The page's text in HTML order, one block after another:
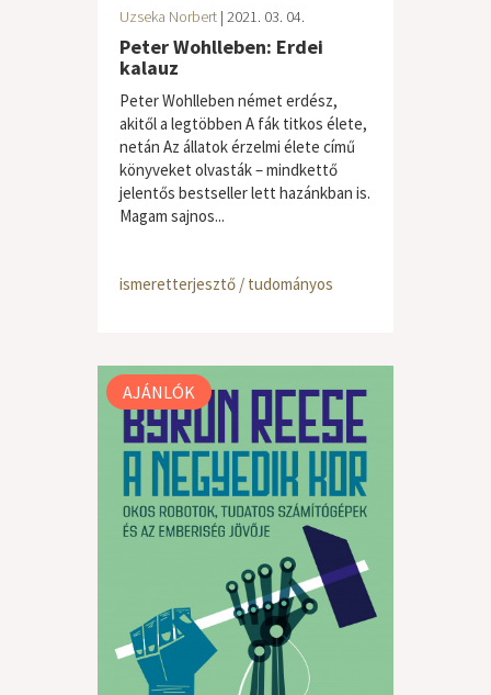
Uzseka Norbert | 2021. 03. 04.
Peter Wohlleben: Erdei
kalauz
Peter Wohlleben német erdész,
akitől a legtöbben A fák titkos élete,
netán Az állatok érzelmi élete című
könyveket olvasták – mindkettő
jelentős bestseller lett hazánkban is.
Magam sajnos...
ismeretterjesztő / tudományos
AJÁNLÓK